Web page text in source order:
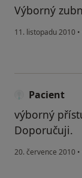
Výborný
11. listopadu 2010 •
Pacient
výborný
Doporučuji.
20. července 2010 •